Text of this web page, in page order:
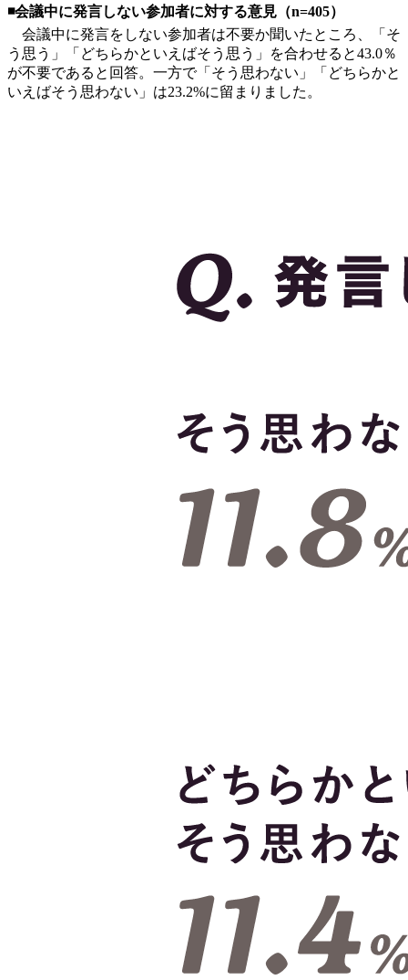
◾️会議中に発言しない参加者に対する意見（n=405）
会議中に発言をしない参加者は不要か聞いたところ、「そ
う思う」「どちらかといえばそう思う」を合わせると43.0％
が不要であると回答。一方で「そう思わない」「どちらかと
いえばそう思わない」は23.2%に留まりました。